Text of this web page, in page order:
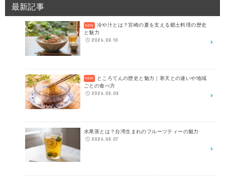
最新記事
冷や汁とは？宮崎の夏を支える郷土料理の歴史
と魅力
2026.08.10
ところてんの歴史と魅力｜寒天との違いや地域
ごとの食べ方
2026.08.08
水果茶とは？台湾生まれのフルーツティーの魅力
2026.08.07